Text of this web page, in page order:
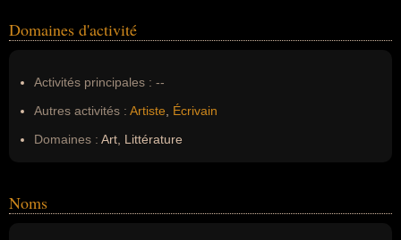
Domaines d'activité
Activités principales : --
Autres activités : Artiste
Écrivain
Domaines : Art, Littérature
Noms